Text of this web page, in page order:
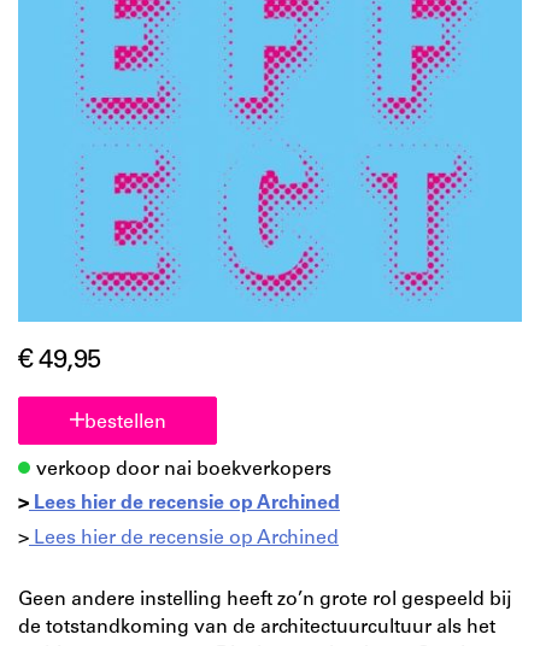
€ 49,95
bestellen
verkoop door nai boekverkopers
> Lees hier de recensie op Archined
> Lees hier de recensie op Archined
Geen andere instelling heeft zo’n grote rol gespeeld bij
de totstandkoming van de architectuurcultuur als het